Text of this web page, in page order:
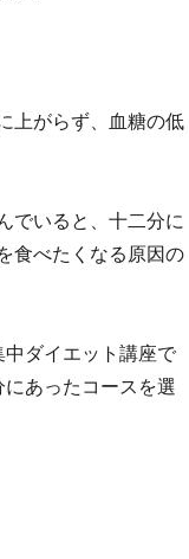
上がらず、血糖の低
でいると、十二分に
食べたくなる原因の
ダイエット講座で
あったコースを選